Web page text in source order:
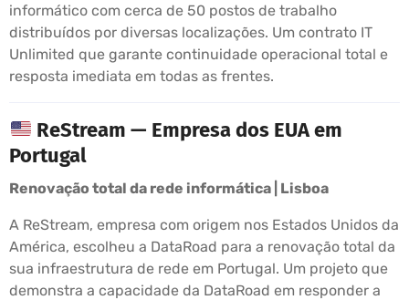
informático com cerca de 50 postos de trabalho
distribuídos por diversas localizações. Um contrato IT
Unlimited que garante continuidade operacional total e
resposta imediata em todas as frentes.
ReStream — Empresa dos EUA em
Portugal
Renovação total da rede informática | Lisboa
A ReStream, empresa com origem nos Estados Unidos da
América, escolheu a DataRoad para a renovação total da
sua infraestrutura de rede em Portugal. Um projeto que
demonstra a capacidade da DataRoad em responder a